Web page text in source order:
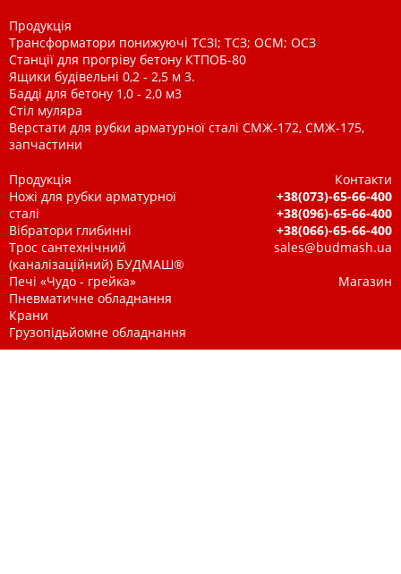
Продукція
Трансформатори понижуючі ТСЗІ; ТСЗ; ОСМ; ОСЗ
Станції для прогріву бетону КТПОБ-80
Ящики будівельні 0,2 - 2,5 м 3.
Бадді для бетону 1,0 - 2,0 м3
Стіл муляра
Верстати для рубки арматурної сталі СМЖ-172, СМЖ-175,
запчастини
Продукція
Ножі для рубки арматурної
сталі
Вібратори глибинні
Трос сантехнічний
(каналізаційний) БУДМАШ®
Печі «Чудо - грейка»
Пневматичне обладнання
Крани
Грузопідьйомне обладнання
Контакти
+38(073)-65-66-400
+38(096)-65-66-400
+38(066)-65-66-400
sales@budmash.ua
Магазин